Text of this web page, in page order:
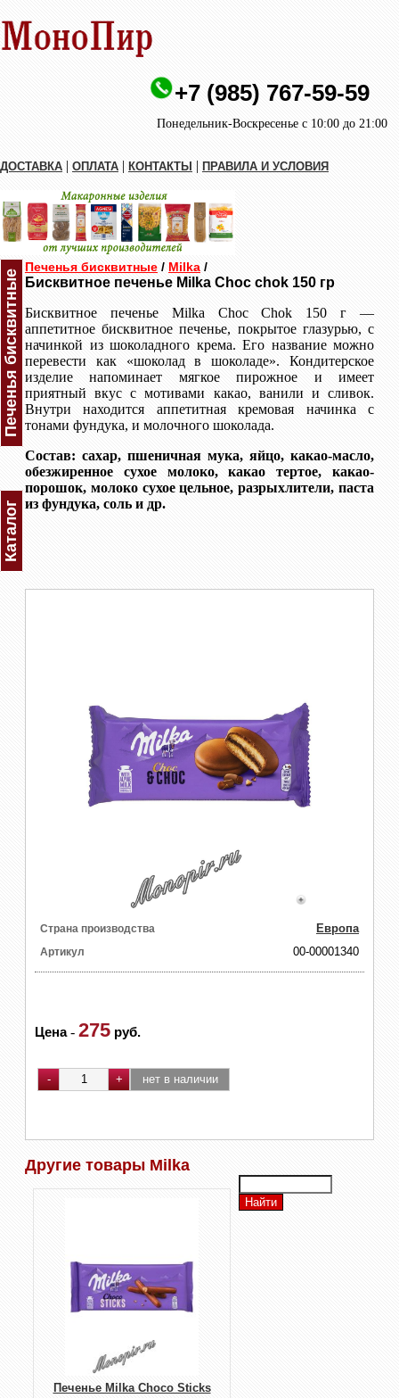
+7 (985) 767-59-59
Понедельник-Воскресенье с 10:00 до 21:00
ДОСТАВКА | ОПЛАТА | КОНТАКТЫ | ПРАВИЛА И УСЛОВИЯ
Печенья бисквитные
Каталог
Печенья бисквитные / Milka /
Бисквитное печенье Milka Choc chok 150 гр
Бисквитное печенье Milka Choc Chok 150 г —
аппетитное бисквитное печенье, покрытое глазурью, с
начинкой из шоколадного крема. Его название можно
перевести как «шоколад в шоколаде». Кондитерское
изделие напоминает мягкое пирожное и имеет
приятный вкус с мотивами какао, ванили и сливок.
Внутри находится аппетитная кремовая начинка с
тонами фундука, и молочного шоколада.
Состав: сахар, пшеничная мука, яйцо, какао-масло,
обезжиренное сухое молоко, какао тертое, какао-
порошок, молоко сухое цельное, разрыхлители, паста
из фундука, соль и др.
Страна производства Европа
Артикул 00-00001340
Цена- 275 руб.
Другие товары Milka
Печенье Milka Choco Sticks